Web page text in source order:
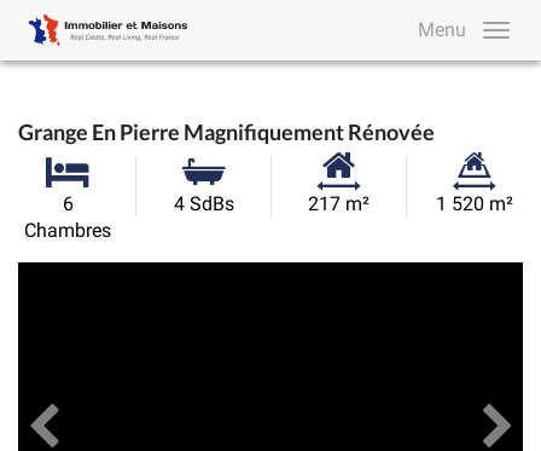
Menu
Grange En Pierre Magnifiquement Rénovée
6
Chambres
4 SdBs
Surface
217 m²
Superficie
1 520 m²